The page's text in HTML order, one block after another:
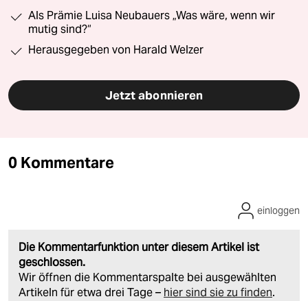
Als Prämie Luisa Neubauers „Was wäre, wenn wir
mutig sind?“
Herausgegeben von Harald Welzer
Jetzt abonnieren
0 Kommentare
Die Kommentarfunktion unter diesem Artikel ist
geschlossen.
Wir öffnen die Kommentarspalte bei ausgewählten
Artikeln für etwa drei Tage – hier sind sie zu finden.
einloggen